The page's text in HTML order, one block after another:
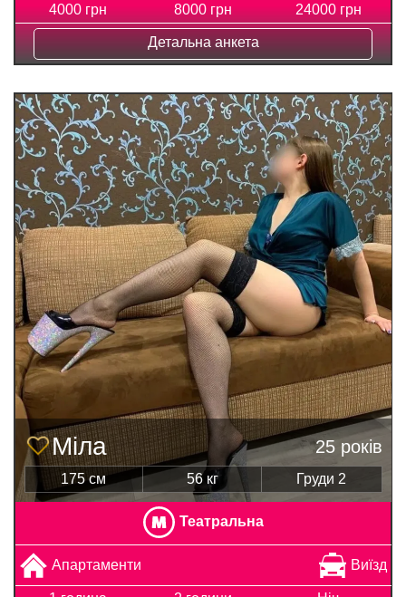
4000 грн
8000 грн
24000 грн
Детальна анкета
Міла 25 років
175 см 56 кг Груди 2
Театральна
Апартаменти Виїзд